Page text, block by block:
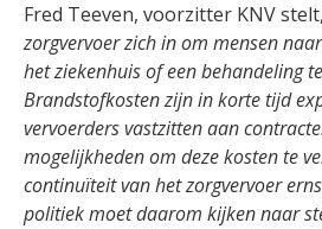
Fred Teeven, voorzitter KNV stelt,
zorgvervoer zich in om mensen
het ziekenhuis of een behandeling
Brandstofkosten zijn in korte tijd
vervoerders vastzitten aan
mogelijkheden om deze kosten te
continuïteit van het zorgvervoer
politiek moet daarom kijken naar